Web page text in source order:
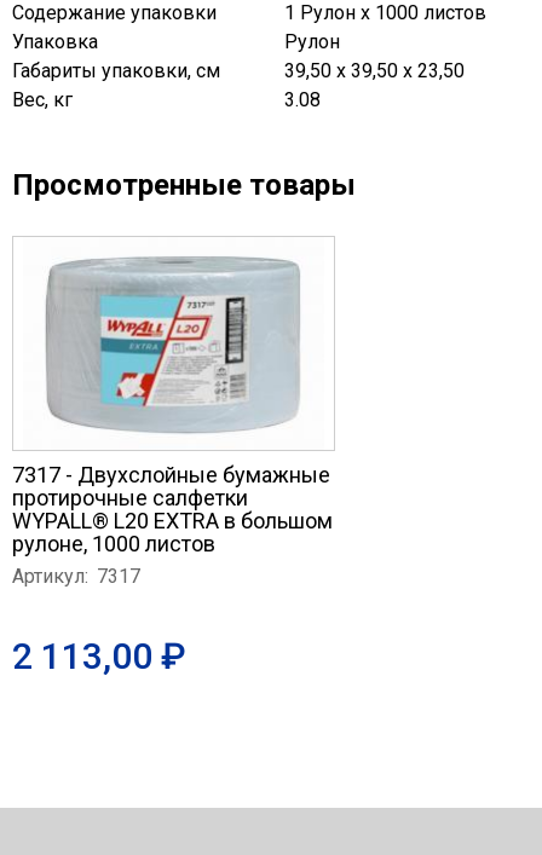
Содержание упаковки
1 Рулон x 1000 листов
Упаковка
Рулон
Габариты упаковки, см
39,50 x 39,50 x 23,50
Вес, кг
3.08
Просмотренные товары
7317 - Двухслойные бумажные
протирочные салфетки
WYPALL® L20 EXTRA в большом
рулоне, 1000 листов
Артикул: 7317
2 113,00 ₽